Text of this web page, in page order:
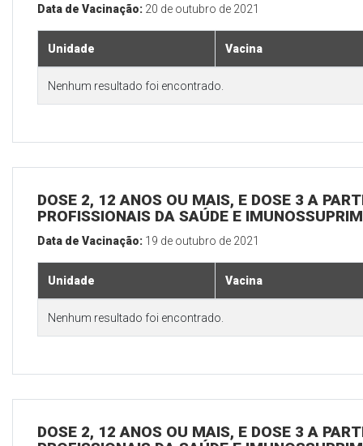
Data de Vacinação: 20 de outubro de 2021
Unidade Vacina
Nenhum resultado foi encontrado.
DOSE 2, 12 ANOS OU MAIS, E DOSE 3 A
PROFISSIONAIS DA SAÚDE E
Data de Vacinação: 19 de outubro de 2021
Unidade Vacina
Nenhum resultado foi encontrado.
DOSE 2, 12 ANOS OU MAIS, E DOSE 3 A